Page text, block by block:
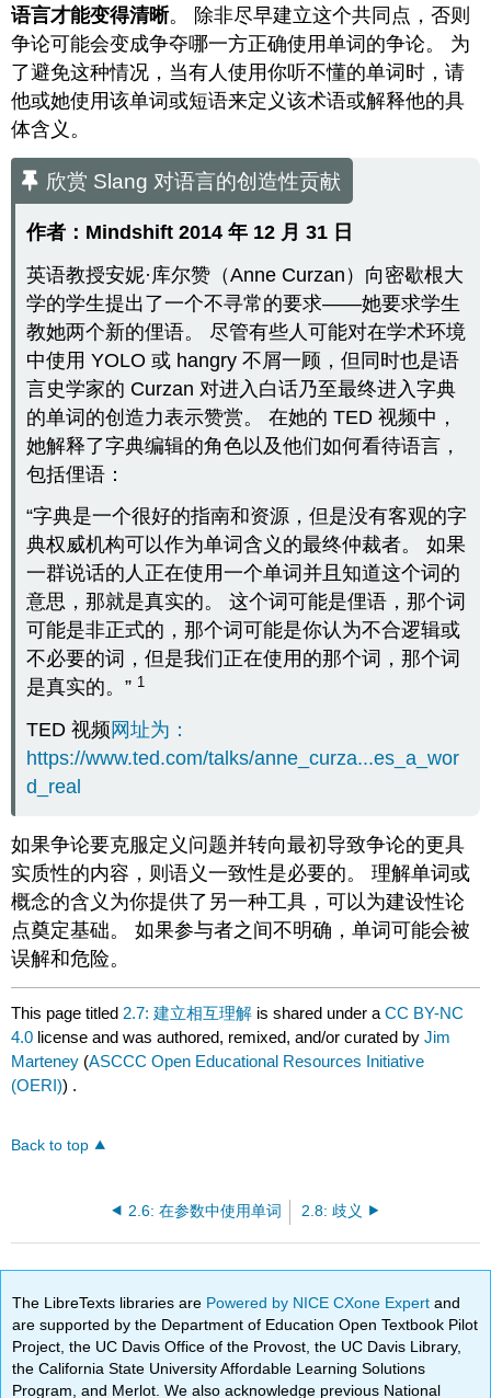
语言才能变得清晰。 除非尽早建立这个共同点，否则
争论可能会变成争夺哪一方正确使用单词的争论。 为
了避免这种情况，当有人使用你听不懂的单词时，请
他或她使用该单词或短语来定义该术语或解释他的具
体含义。
欣赏 Slang 对语言的创造性贡献
作者：Mindshift 2014 年 12 月 31 日
英语教授安妮·库尔赞（Anne Curzan）向密歇根大
学的学生提出了一个不寻常的要求——她要求学生
教她两个新的俚语。 尽管有些人可能对在学术环境
中使用 YOLO 或 hangry 不屑一顾，但同时也是语
言史学家的 Curzan 对进入白话乃至最终进入字典
的单词的创造力表示赞赏。 在她的 TED 视频中，
她解释了字典编辑的角色以及他们如何看待语言，
包括俚语：
“字典是一个很好的指南和资源，但是没有客观的字
典权威机构可以作为单词含义的最终仲裁者。 如果
一群说话的人正在使用一个单词并且知道这个词的
意思，那就是真实的。 这个词可能是俚语，那个词
可能是非正式的，那个词可能是你认为不合逻辑或
不必要的词，但是我们正在使用的那个词，那个词
是真实的。” 1
TED 视频 网址为：
https://www.ted.com/talks/anne_curza...es_a_wor
d_real
如果争论要克服定义问题并转向最初导致争论的更具
实质性的内容，则语义一致性是必要的。 理解单词或
概念的含义为你提供了另一种工具，可以为建设性论
点奠定基础。 如果参与者之间不明确，单词可能会被
误解和危险。
This page titled 2.7: 建立相互理解 is shared under aCC BY-NC
4.0 license and was authored, remixed, and/or curated byJim
Marteney (ASCCC Open Educational Resources Initiative
(OERI)) .
Back to top
2.6: 在参数中使用单词 2.8: 歧义
The LibreTexts libraries are Powered by NICE CXone Expertand
are supported by the Department of Education Open Textbook Pilot
Project, the UC Davis Office of the Provost, the UC Davis Library,
the California State University Affordable Learning Solutions
Program, and Merlot. We also acknowledge previous National